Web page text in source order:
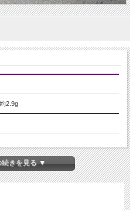
2.9g
きを見る ▼